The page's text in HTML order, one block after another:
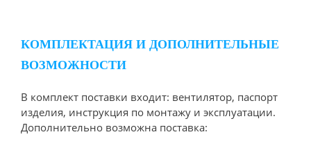
КОМПЛЕКТАЦИЯ И ДОПОЛНИТЕЛЬНЫЕ
ВОЗМОЖНОСТИ
В комплект поставки входит: вентилятор, паспорт
изделия, инструкция по монтажу и эксплуатации.
Дополнительно возможна поставка: